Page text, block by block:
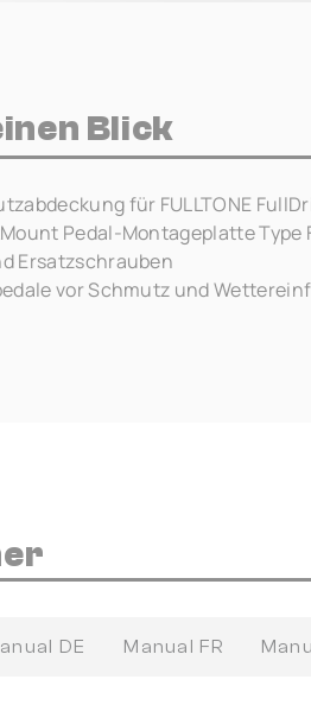
Blick
für FULLTONE
Pedal-Montageplatte Type
Ersatzschrauben
vor Schmutz und
DE Manual FR